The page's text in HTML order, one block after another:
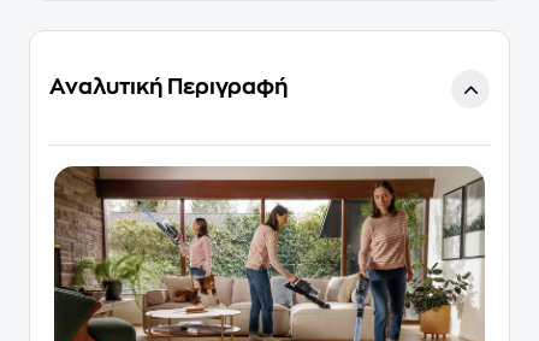
Αναλυτική Περιγραφή